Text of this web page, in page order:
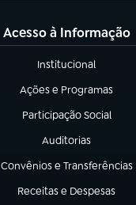
Acesso à Informação
Institucional
(abre em nova aba)
Ações e Programas
(abre em nova aba)
Participação Social
(abre em nova aba)
Auditorias
(abre em nova aba)
Convênios e Transferências
(abre em nova aba)
Receitas e Despesas
(abre em nova aba)